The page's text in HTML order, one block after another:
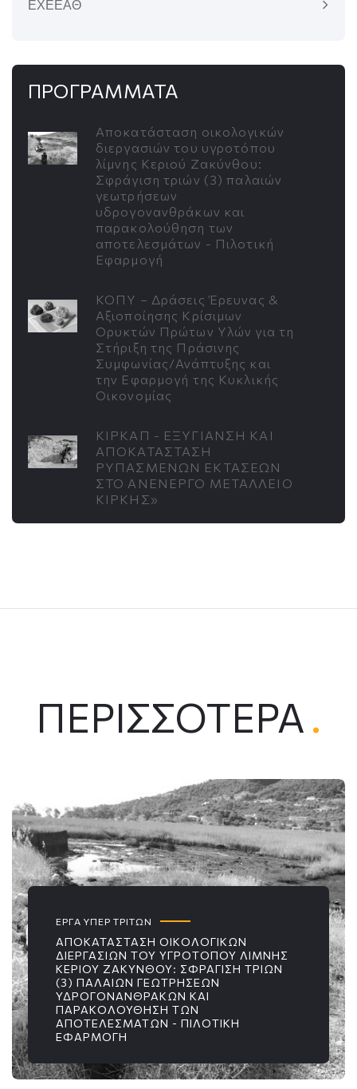
ΕΧΕΕΑΘ
ΠΡΟΓΡΑΜΜΑΤΑ
Αποκατάσταση οικολογικών
διεργασιών του υγροτόπου
λίμνης Κεριού Ζακύνθου:
Σφράγιση τριών (3) παλαιών
γεωτρήσεων
υδρογονανθράκων και
παρακολούθηση των
αποτελεσμάτων - Πιλοτική
Εφαρμογή
ΚΟΠΥ – Δράσεις Έρευνας &
Αξιοποίησης Κρίσιμων
Ορυκτών Πρώτων Υλών για τη
Στήριξη της Πράσινης
Συμφωνίας/Ανάπτυξης και
την Εφαρμογή της Κυκλικής
Οικονομίας
ΚΙΡΚΑΠ - ΕΞΥΓΙΑΝΣΗ ΚΑΙ
ΑΠΟΚΑΤΑΣΤΑΣΗ
ΡΥΠΑΣΜΕΝΩΝ ΕΚΤΑΣΕΩΝ
ΣΤΟ ΑΝΕΝΕΡΓΟ ΜΕΤΑΛΛΕΙΟ
ΚΙΡΚΗΣ»
ΠΕΡΙΣΣΌΤΕΡΑ .
ΕΡΓΑ ΥΠΕΡ ΤΡΙΤΩΝ
ΑΠΟΚΑΤΆΣΤΑΣΗ ΟΙΚΟΛΟΓΙΚΏΝ
ΔΙΕΡΓΑΣΙΏΝ ΤΟΥ ΥΓΡΟΤΌΠΟΥ ΛΊΜΝΗΣ
ΚΕΡΙΟΎ ΖΑΚΎΝΘΟΥ: ΣΦΡΆΓΙΣΗ ΤΡΙΏΝ
(3) ΠΑΛΑΙΏΝ ΓΕΩΤΡΉΣΕΩΝ
ΥΔΡΟΓΟΝΑΝΘΡΆΚΩΝ ΚΑΙ
ΠΑΡΑΚΟΛΟΎΘΗΣΗ ΤΩΝ
ΑΠΟΤΕΛΕΣΜΆΤΩΝ - ΠΙΛΟΤΙΚΉ
ΕΦΑΡΜΟΓΉ